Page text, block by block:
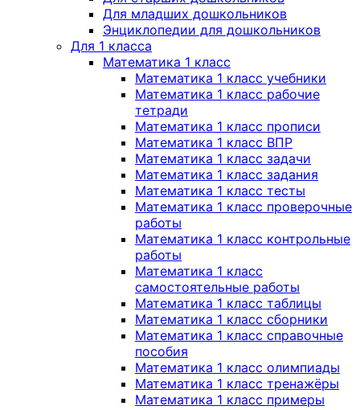
Для младших дошкольников
Энциклопедии для дошкольников
Для 1 класса
Математика 1 класс
Математика 1 класс учебники
Математика 1 класс рабочие
тетради
Математика 1 класс прописи
Математика 1 класс ВПР
Математика 1 класс задачи
Математика 1 класс задания
Математика 1 класс тесты
Математика 1 класс проверочные
работы
Математика 1 класс контрольные
работы
Математика 1 класс
самостоятельные работы
Математика 1 класс таблицы
Математика 1 класс сборники
Математика 1 класс справочные
пособия
Математика 1 класс олимпиады
Математика 1 класс тренажёры
Математика 1 класс примеры